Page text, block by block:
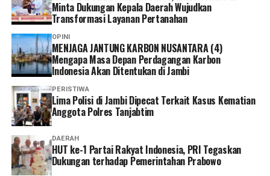
Minta Dukungan Kepala Daerah Wujudkan
Transformasi Layanan Pertanahan
OPINI
MENJAGA JANTUNG KARBON NUSANTARA (4)
Mengapa Masa Depan Perdagangan Karbon
Indonesia Akan Ditentukan di Jambi
PERISTIWA
Lima Polisi di Jambi Dipecat Terkait Kasus Kematian
Anggota Polres Tanjabtim
DAERAH
HUT ke-1 Partai Rakyat Indonesia, PRI Tegaskan
Dukungan terhadap Pemerintahan Prabowo